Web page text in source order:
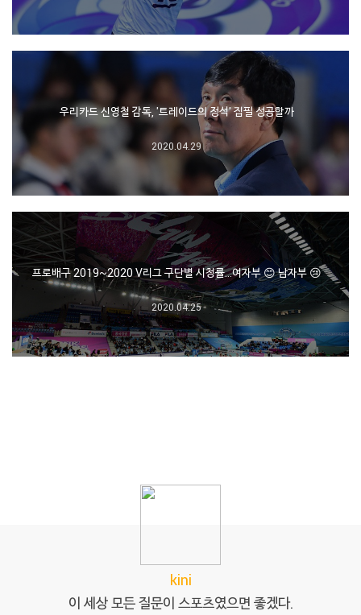
우리카드 신영철 감독, '트레이드의 정석' 집필 성공할까
2020.04.29
프로배구 2019~2020 V리그 구단별 시청률…여자부 😊 남자부 😢
2020.04.25
kini
이 세상 모든 질문이 스포츠였으면 좋겠다.